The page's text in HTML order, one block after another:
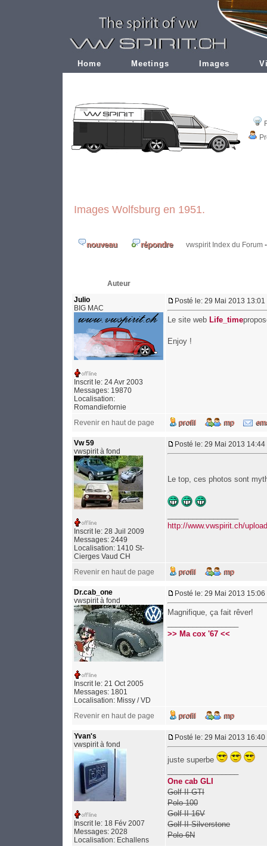
Home Meetings Images
Images Wolfsburg en 1951.
vwspirit Index du Forum
Auteur
Julio
BIG MAC
Inscrit le: 24 Avr 2003
Messages: 19870
Localisation:
Romandiefornie
Posté le: 29 Mai 2013 13:01
Le site web Life_time
Enjoy !
Revenir en haut de page
Vw 59
vwspirit à fond
Inscrit le: 28 Juil 2009
Messages: 2449
Localisation: 1410 St-
Cierges Vaud CH
Posté le: 29 Mai 2013 14:44
Le top, ces photos sont
http://www.vwspirit.ch/
Revenir en haut de page
Dr.cab_one
vwspirit à fond
Inscrit le: 21 Oct 2005
Messages: 1801
Localisation: Missy / VD
Posté le: 29 Mai 2013 15:06
Magnifique, ça fait rêver!
>> Ma cox '67 <<
Revenir en haut de page
Yvan's
vwspirit à fond
Inscrit le: 18 Fév 2007
Messages: 2028
Localisation: Echallens
Posté le: 29 Mai 2013 16:40
juste superbe
One cab GLI
Golf II GTI
Polo 100
Golf II 16V
Golf II Silverstone
Polo 6N